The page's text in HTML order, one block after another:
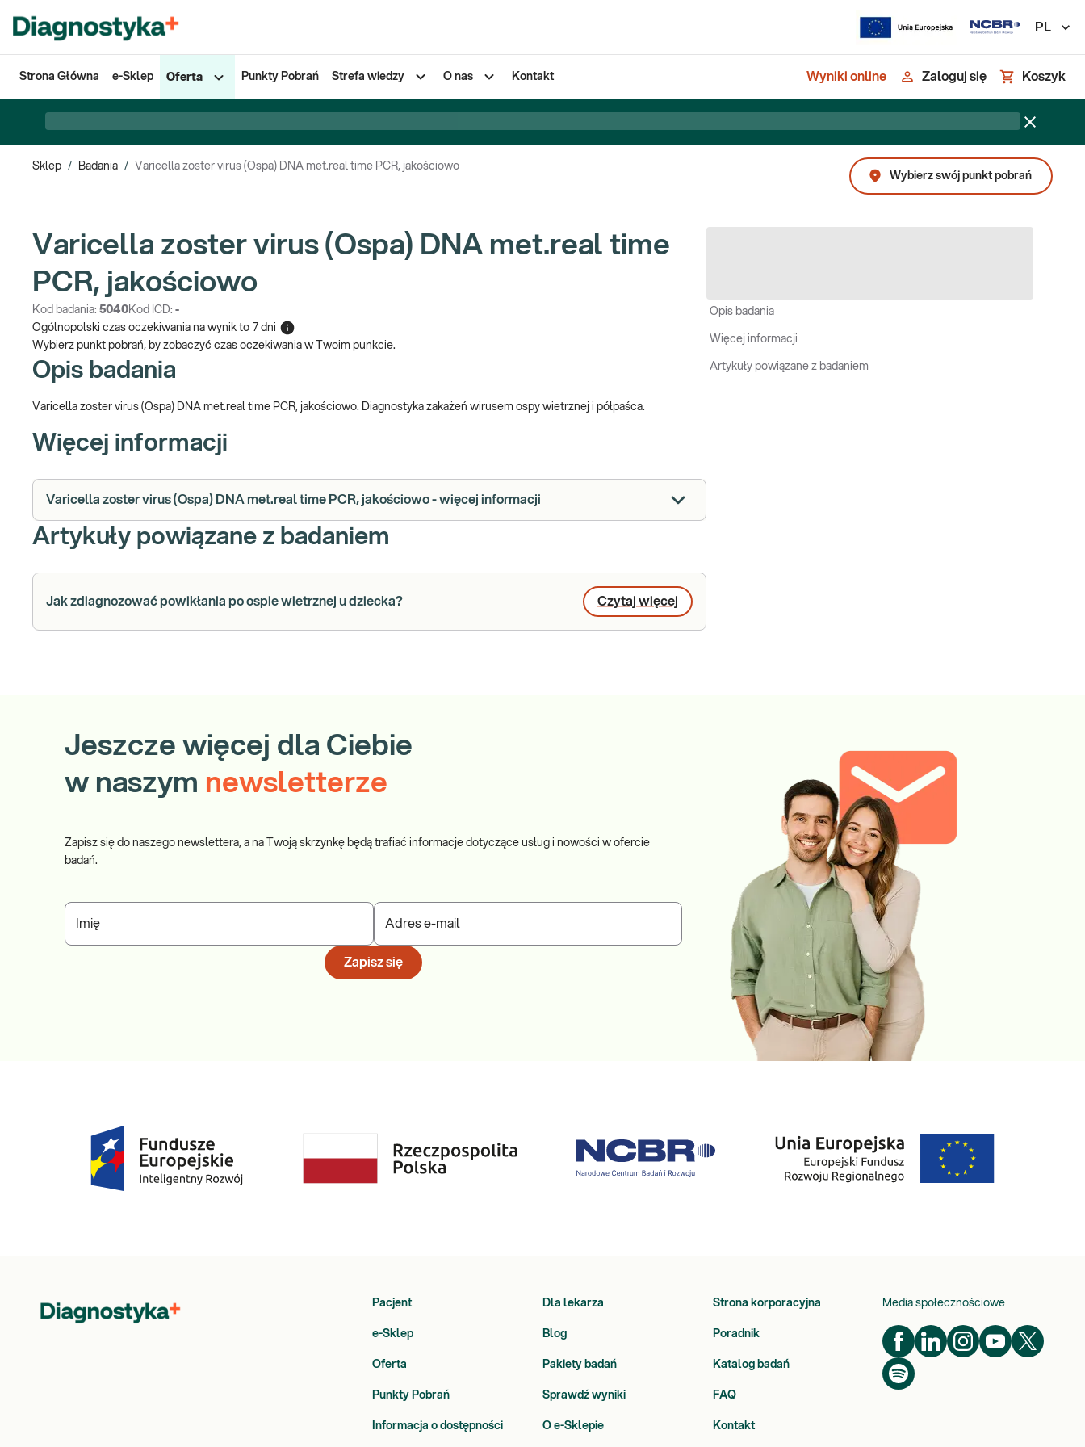
PL
Strona Główna e-Sklep Oferta Punkty Pobrań Strefa wiedzy O nas Kontakt Wyniki online Zaloguj się Koszyk
Sklep / Badania /
Varicella zoster virus (Ospa) DNA met.real time PCR, jakościowo
Wybierz swój punkt pobrań
Varicella zoster virus (Ospa) DNA met.real time
PCR, jakościowo
Kod badania: 5040Kod ICD: -
Ogólnopolski czas oczekiwania na wynik to 7 dni
Wybierz punkt pobrań, by zobaczyć czas oczekiwania w Twoim punkcie.
Opis badania
Varicella zoster virus (Ospa) DNA met.real time PCR, jakościowo. Diagnostyka zakażeń wirusem ospy wietrznej i półpaśca.
Więcej informacji
Varicella zoster virus (Ospa) DNA met.real time PCR, jakościowo - więcej informacji
Artykuły powiązane z badaniem
Jak zdiagnozować powikłania po ospie wietrznej u dziecka? Czytaj więcej
Opis badania
Więcej informacji
Artykuły powiązane z badaniem
Jeszcze więcej dla Ciebie
w naszym newsletterze
Zapisz się do naszego newslettera, a na Twoją skrzynkę będą trafiać informacje dotyczące usług i nowości w ofercie
badań.
Imię Adres e-mail
Zapisz się
Pacjent Dla lekarza Strona korporacyjna
e-Sklep Blog Poradnik
Oferta Pakiety badań Katalog badań
Punkty Pobrań Sprawdź wyniki FAQ
Informacja o dostępności O e-Sklepie Kontakt
Media społecznościowe